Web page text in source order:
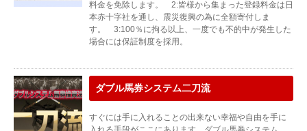
料金を免除します。 2:皆様から集まった登録料金は日
本赤十字社を通し、震災復興の為に全額寄付しま
す。 3:100％に拘る以上、一度でも不的中が発生した
場合には保証制度を採用。
ダブル馬券システム二刀流
すぐには手に入れることの出来ない幸福や自由を手に